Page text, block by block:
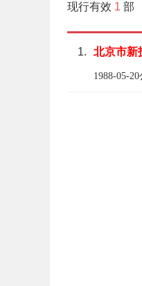
现行有效 1 部
1. 北京市新
1988-05-